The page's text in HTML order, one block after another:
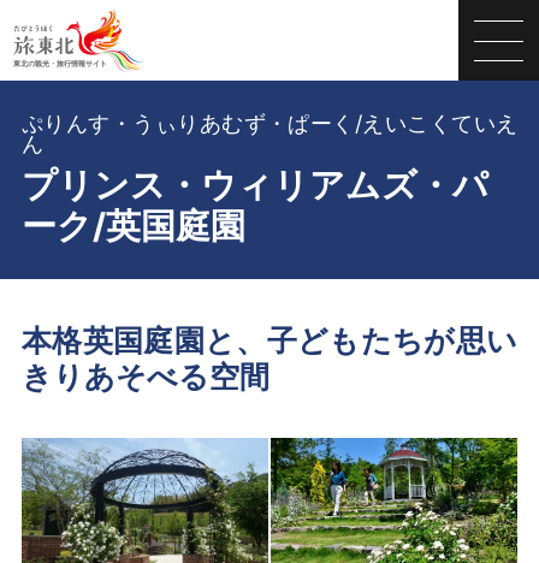
プリンス・ウィリアムズ・パ
ーク/英国庭園
ぷりんす・うぃりあむず・ぱーく/えいこくていえ
ん
本格英国庭園と、子どもたちが思い
きりあそべる空間